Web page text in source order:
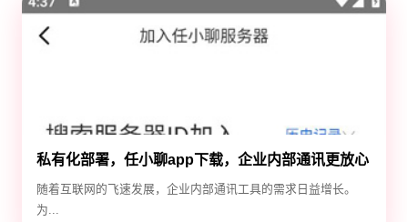
私有化部署，任小聊app下载，企业内部通讯更放心
随着互联网的飞速发展，企业内部通讯工具的需求日益增长。
为...